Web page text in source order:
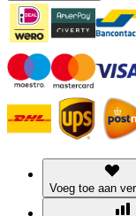
Voeg toe aan